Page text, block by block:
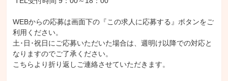
WEBからの応募は画面下の『この求人に応募する』ボタンをご
利用ください。
土･日･祝日にご応募いただいた場合は、週明け以降での対応と
なりますのでご了承ください。
こちらより折り返しご連絡させていただきます。